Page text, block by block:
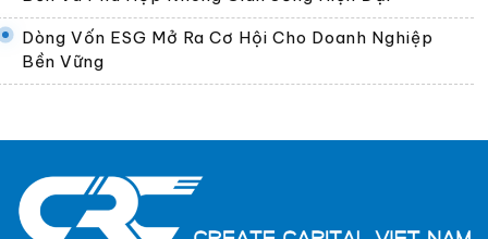
Dòng Vốn ESG Mở Ra Cơ Hội Cho Doanh Nghiệp
Bền Vững